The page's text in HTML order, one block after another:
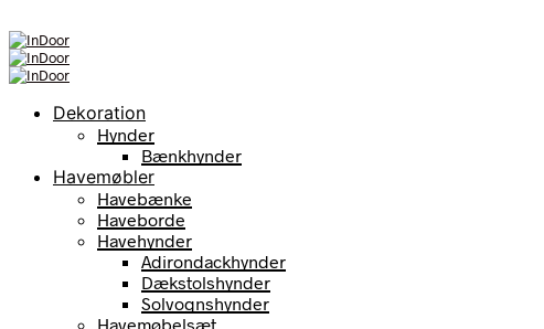
Dekoration
Hynder
Bænkhynder
Havemøbler
Havebænke
Haveborde
Havehynder
Adirondackhynder
Dækstolshynder
Solvognshynder
Havemøbelsæt